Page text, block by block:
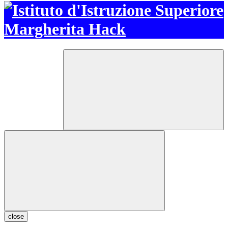
close